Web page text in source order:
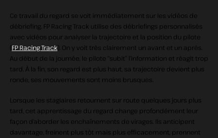
Ce travail du regard se voit immédiatement sur les vidéos de
débriefing. FP Racing Track utilise des débriefings personnalisés
avec vidéos pour analyser la trajectoire et la position du pilote
(FP Racing Track). On y voit très clairement un avant et un après.
Au début de la journée, le pilote “subit” l’information et réagit trop
tard. À la fin, son regard est plus haut, sa trajectoire devient plus
ronde, ses mouvements sont moins brusques.
Lorsque les stagiaires retournent sur route quelques jours plus
tard, cet apprentissage du regard change profondément leur
façon d’aborder les enchaînements de virages. Ils anticipent
davantage, freinent plus tôt mais plus efficacement, prennent